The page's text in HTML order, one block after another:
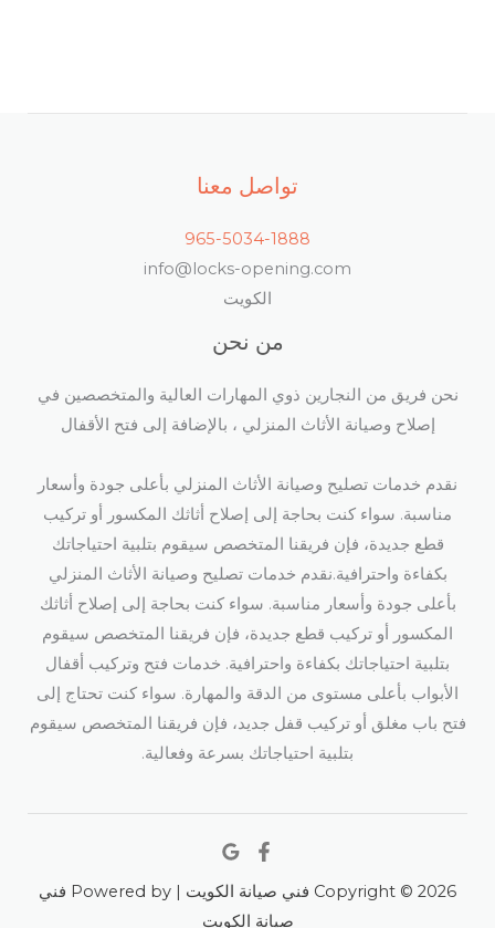
تواصل معنا
965-5034-1888
info@locks-opening.com
الكويت
من نحن
نحن فريق من النجارين ذوي المهارات العالية والمتخصصين في
إصلاح وصيانة الأثاث المنزلي ، بالإضافة إلى فتح الأقفال​
نقدم خدمات تصليح وصيانة الأثاث المنزلي بأعلى جودة وأسعار
مناسبة. سواء كنت بحاجة إلى إصلاح أثاثك المكسور أو تركيب
قطع جديدة، فإن فريقنا المتخصص سيقوم بتلبية احتياجاتك
بكفاءة واحترافية.نقدم خدمات تصليح وصيانة الأثاث المنزلي
بأعلى جودة وأسعار مناسبة. سواء كنت بحاجة إلى إصلاح أثاثك
المكسور أو تركيب قطع جديدة، فإن فريقنا المتخصص سيقوم
بتلبية احتياجاتك بكفاءة واحترافية. خدمات فتح وتركيب أقفال
الأبواب بأعلى مستوى من الدقة والمهارة. سواء كنت تحتاج إلى
فتح باب مغلق أو تركيب قفل جديد، فإن فريقنا المتخصص سيقوم
بتلبية احتياجاتك بسرعة وفعالية.
Copyright © 2026 فني صيانة الكويت | Powered by فني
صيانة الكويت